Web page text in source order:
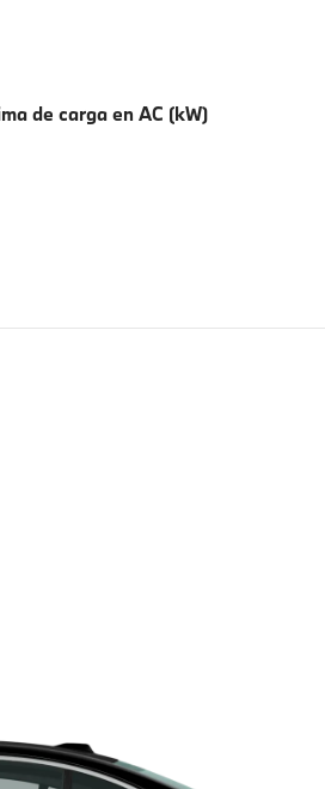
de carga en AC (kW)